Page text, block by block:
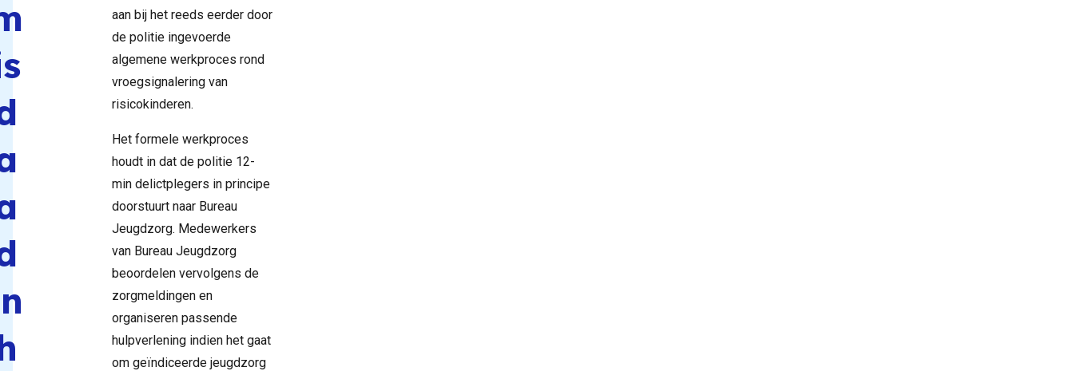
aan bij het reeds eerder door
de politie ingevoerde
algemene werkproces rond
vroegsignalering van
risicokinderen.
Het formele werkproces
houdt in dat de politie 12-
min delictplegers in principe
doorstuurt naar Bureau
Jeugdzorg. Medewerkers
van Bureau Jeugdzorg
beoordelen vervolgens de
zorgmeldingen en
organiseren passende
hulpverlening indien het gaat
om geïndiceerde jeugdzorg